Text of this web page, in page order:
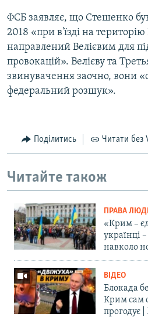
ФСБ заявляє, що Стешенко
2018 «при в'їзді на
направлений Велієвим для
провокацій». Велієву та
звинувачення заочно, вони
федеральний розшук».
Поділитись Читати без
Читайте також
ПРАВА
«Крим –
українці
навколо
ВІДЕО
Блокада
Крим сам
прогодує |